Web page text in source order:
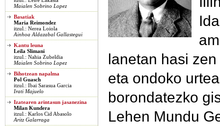
lanetan hasi
eta ondoko
borondatezko
Lehen Mundu
Maialen Sobrino Lopez
Basatiak
Maria Reimondez
itzul.: Nerea Loiola
Ainhoa Aldazabal Gallastegui
Kantu leuna
Leila Slimani
itzul.: Nahia Zubeldia
Maialen Sobrino Lopez
Bihotzean napalma
Pol Guasch
itzul.: Ibai Sarasua Garcia
Irati Majuelo
Izatearen arintasun jasanezina
Milan Kundera
itzul.: Karlos Cid Abasolo
Aritz Galarraga